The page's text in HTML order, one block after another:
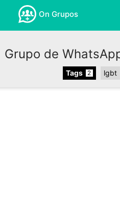
On Grupos
Grupo de
Tags 2 lgbt